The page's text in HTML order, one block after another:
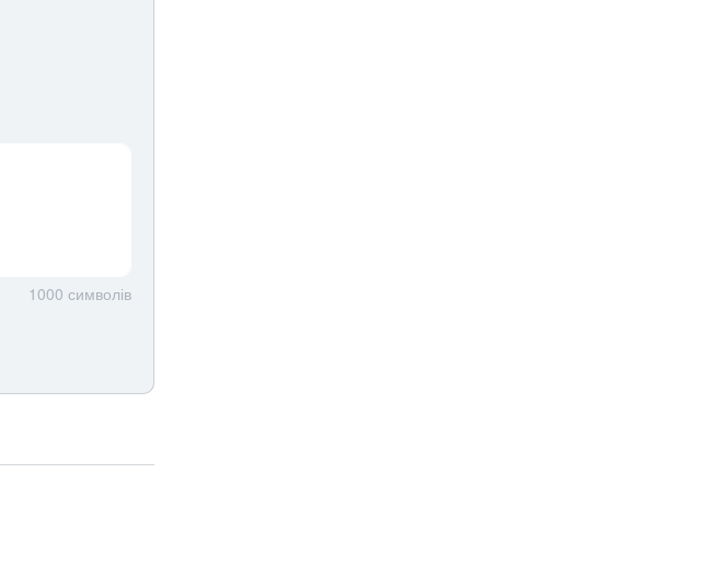
1000 символів